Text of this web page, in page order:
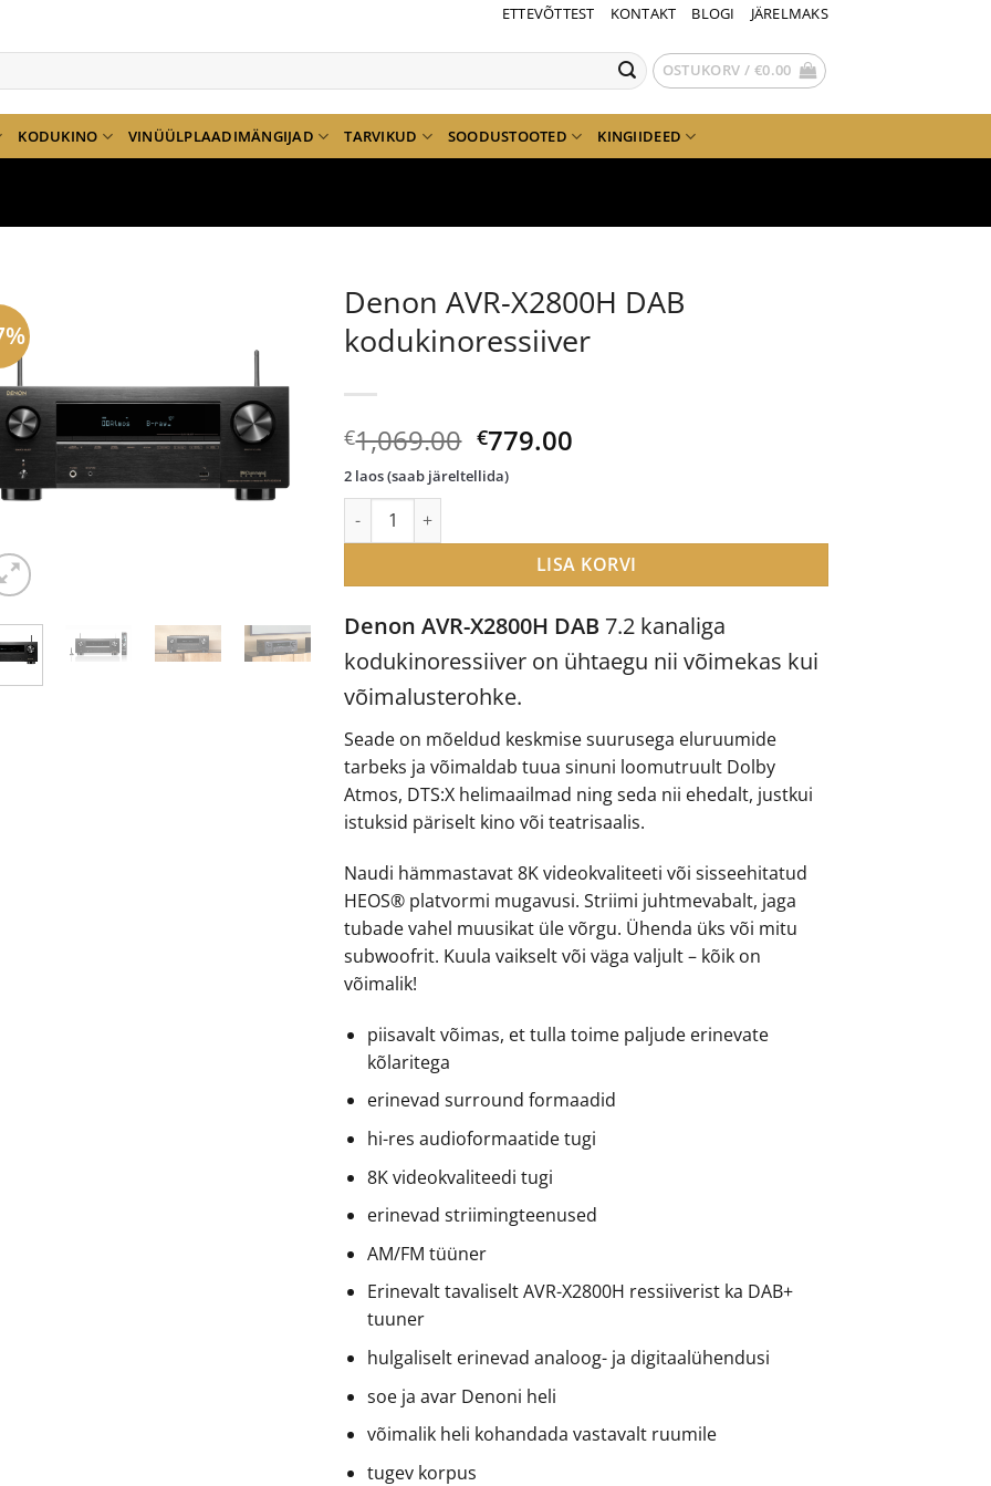
ETTEVÕTTEST KONTAKT BLOGI JÄRELMAKS
OSTUKORV / €0.00
KODUKINO VINÜÜLPLAADIMÄNGIJAD TARVIKUD SOODUSTOOTED KINGIIDEED
Denon AVR-X2800H DAB
kodukinoressiiver
€1,069.00 Algne
hind
oli:
€779.00Current
Denon AVR-X2800H DAB 7.2 kanaliga
kodukinoressiiver on ühtaegu nii võimekas kui
võimalusterohke.
Seade on mõeldud keskmise suurusega eluruumide
tarbeks ja võimaldab tuua sinuni loomutruult Dolby
Atmos, DTS:X helimaailmad ning seda nii ehedalt, justkui
istuksid päriselt kino või teatrisaalis.
Naudi hämmastavat 8K videokvaliteeti või sisseehitatud
HEOS® platvormi mugavusi. Striimi juhtmevabalt, jaga
tubade vahel muusikat üle võrgu. Ühenda üks või mitu
subwoofrit. Kuula vaikselt või väga valjult – kõik on
võimalik!
piisavalt võimas, et tulla toime paljude erinevate
kõlaritega
erinevad surround formaadid
hi-res audioformaatide tugi
8K videokvaliteedi tugi
erinevad striimingteenused
AM/FM tüüner
Erinevalt tavaliselt AVR-X2800H ressiiverist ka DAB+
tuuner
hulgaliselt erinevad analoog- ja digitaalühendusi
soe ja avar Denoni heli
võimalik heli kohandada vastavalt ruumile
tugev korpus
2 laos (saab järeltellida)
Denon AVR-X2800H DAB kodukinoressiiver kogus
LISA KORVI